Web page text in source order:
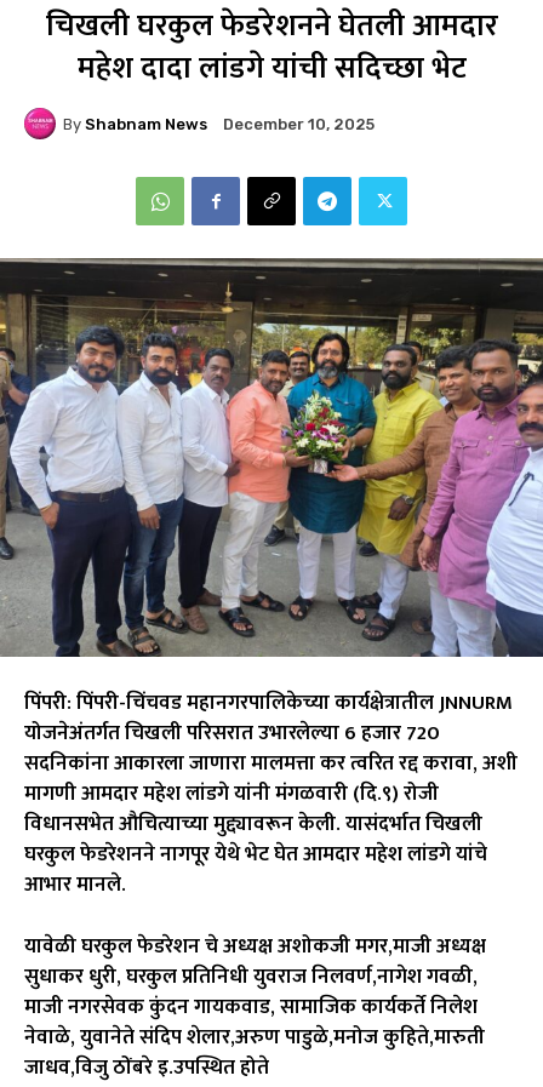
चिखली घरकुल फेडरेशनने घेतली आमदार
महेश दादा लांडगे यांची सदिच्छा भेट
By Shabnam News December 10, 2025
पिंपरी: पिंपरी-चिंचवड महानगरपालिकेच्या कार्यक्षेत्रातील JNNURM
योजनेअंतर्गत चिखली परिसरात उभारलेल्या 6 हजार 720
सदनिकांना आकारला जाणारा मालमत्ता कर त्वरित रद्द करावा, अशी
मागणी आमदार महेश लांडगे यांनी मंगळवारी (दि.९) रोजी
विधानसभेत औचित्याच्या मुद्द्यावरून केली. यासंदर्भात चिखली
घरकुल फेडरेशनने नागपूर येथे भेट घेत आमदार महेश लांडगे यांचे
आभार मानले.
यावेळी घरकुल फेडरेशन चे अध्यक्ष अशोकजी मगर,माजी अध्यक्ष
सुधाकर धुरी, घरकुल प्रतिनिधी युवराज निलवर्ण,नागेश गवळी,
माजी नगरसेवक कुंदन गायकवाड, सामाजिक कार्यकर्ते निलेश
नेवाळे, युवानेते संदिप शेलार,अरुण पाडुळे,मनोज कुहिते,मारुती
जाधव,विजु ठोंबरे इ.उपस्थित होते